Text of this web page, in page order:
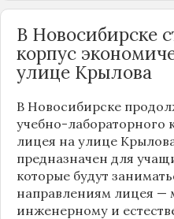
В Новосибирске
корпус
улице Крылова
В Новосибирске
учебно-лабораторного
лицея на улице
предназначен для
которые будут
направлениям лицея —
инженерному и